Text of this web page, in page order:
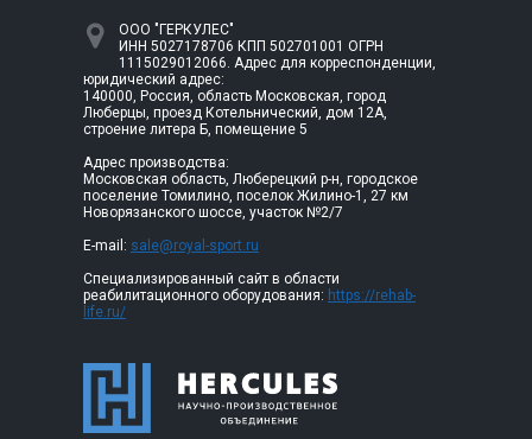
ООО "ГЕРКУЛЕС"
ИНН 5027178706 КПП 502701001 ОГРН
1115029012066. Адрес для корреспонденции,
юридический адрес:
140000, Россия, область Московская, город
Люберцы, проезд Котельнический, дом 12А,
строение литера Б, помещение 5
Адрес производства:
Московская область, Люберецкий р-н, городское
поселение Томилино, поселок Жилино-1, 27 км
Новорязанского шоссе, участок №2/7
E-mail: sale@royal-sport.ru
Специализированный сайт в области
реабилитационного оборудования: https://rehab-
life.ru/